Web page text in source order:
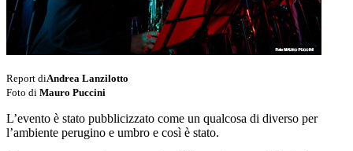
Report diAndrea Lanzilotto
Foto di Mauro Puccini
L’evento è stato pubblicizzato come un qualcosa di diverso per
l’ambiente perugino e umbro e così è stato.